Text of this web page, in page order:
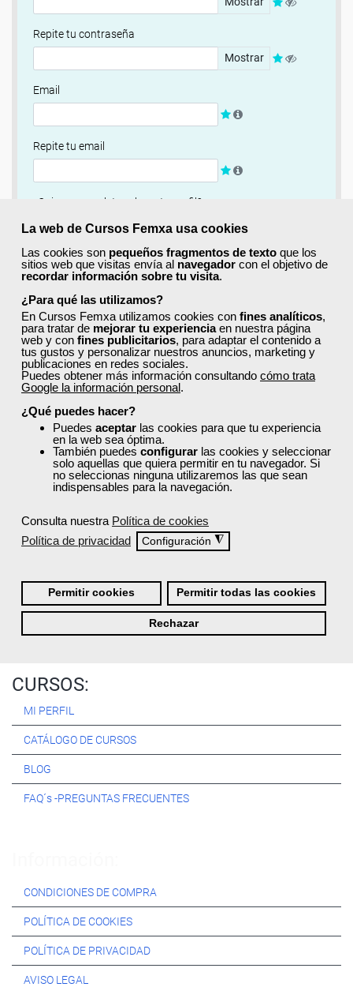
La web de Cursos Femxa usa cookies
Las cookies son pequeños fragmentos de texto que los
sitios web que visitas envía al navegador con el objetivo de
recordar información sobre tu visita.
¿Para qué las utilizamos?
En Cursos Femxa utilizamos cookies con fines analíticos,
para tratar de mejorar tu experienciaen nuestra página
web y con fines publicitarios, para adaptar el contenido a
tus gustos y personalizar nuestros anuncios, marketing y
publicaciones en redes sociales.
Puedes obtener más información consultando cómo trata
Google la información personal.
¿Qué puedes hacer?
Puedes aceptar las cookies para que tu experiencia
en la web sea óptima.
También puedes configurar las cookies y seleccionar
solo aquellas que quiera permitir en tu navegador. Si
no seleccionas ninguna utilizaremos las que sean
indispensables para la navegación.
Consulta nuestra Política de cookies
Política de privacidad
Configuración ◮
Permitir cookies Permitir todas las cookies
Rechazar
Repite tu contraseña
Mostrar
Email
Repite tu email
¿Quieres completar ahora tu perfil?
Si
No, completaré mi perfil más adelante
Newsletter
Si, quiero recibir información sobre cursos, ofertas
exclusivas y recursos para el aprendizaje.
Términos y condiciones
He leído y acepto la Política de Privacidad
Registrarse
Quiénes Somos:
Especialistas en consultoría y formación para el empleo
Nuestro objetivo diario es, única y exclusivamente, ayudarte a
conseguir tus metas profesionales ofreciéndote los mejores
CURSOS:
MI PERFIL
CATÁLOGO DE CURSOS
BLOG
FAQ´s -PREGUNTAS FRECUENTES
CONDICIONES DE COMPRA
POLÍTICA DE COOKIES
POLÍTICA DE PRIVACIDAD
AVISO LEGAL